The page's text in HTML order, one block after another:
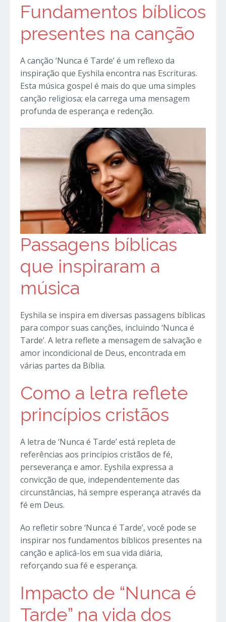
Fundamentos bíblicos
presentes na canção
A canção ‘Nunca é Tarde’ é um reflexo da
inspiração que Eyshila encontra nas Escrituras.
Esta música gospel é mais do que uma simples
canção religiosa; ela carrega uma mensagem
profunda de esperança e redenção.
Passagens bíblicas
que inspiraram a
música
Eyshila se inspira em diversas passagens bíblicas
para compor suas canções, incluindo ‘Nunca é
Tarde’. A letra reflete a mensagem de salvação e
amor incondicional de Deus, encontrada em
várias partes da Bíblia.
Como a letra reflete
princípios cristãos
A letra de ‘Nunca é Tarde’ está repleta de
referências aos princípios cristãos de fé,
perseverança e amor. Eyshila expressa a
convicção de que, independentemente das
circunstâncias, há sempre esperança através da
fé em Deus.
Ao refletir sobre ‘Nunca é Tarde’, você pode se
inspirar nos fundamentos bíblicos presentes na
canção e aplicá-los em sua vida diária,
reforçando sua fé e esperança.
Impacto de “Nunca é
Tarde” na vida dos